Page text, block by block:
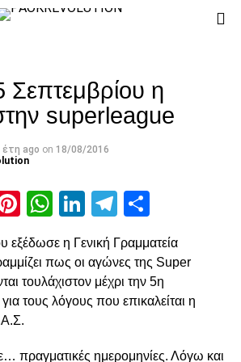
Σεπτεμβρίου η
superleague
έτη ago on 18/08/2016
Pinterest
WhatsApp
LinkedIn
Telegram
εξέδωσε η Γενική Γραμματεία
πως οι αγώνες της Super
τουλάχιστον μέχρι την 5η
τους λόγους που επικαλείται η
πραγματικές ημερομηνίες. Λόγω και